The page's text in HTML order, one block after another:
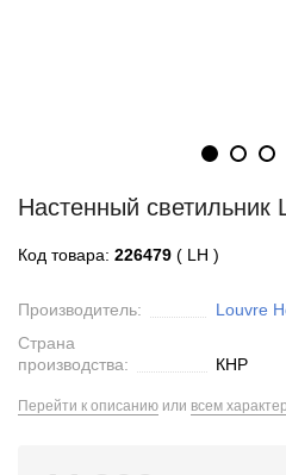
Настенный светильник
Код товара: 226479 ( LH )
Производитель:
Louvre
Страна
производства:
КНР
Перейти к описанию или всем